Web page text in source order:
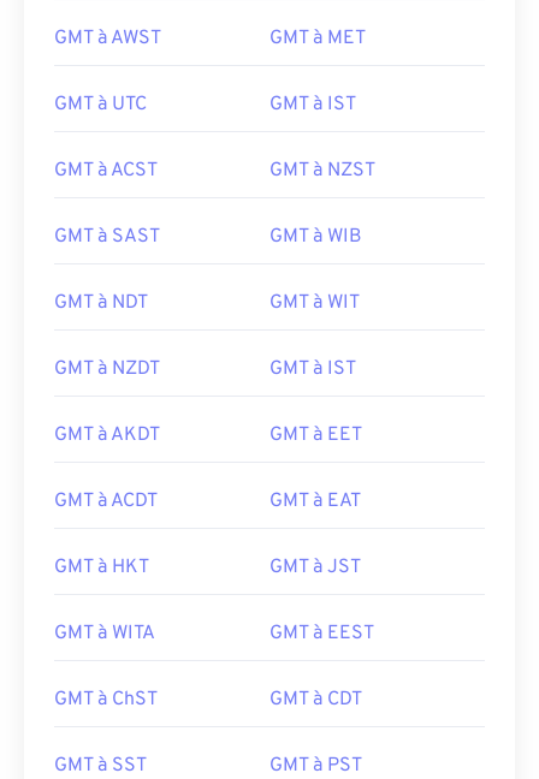
GMT à AWST GMT à MET
GMT à UTC GMT à IST
GMT à ACST GMT à NZST
GMT à SAST GMT à WIB
GMT à NDT GMT à WIT
GMT à NZDT GMT à IST
GMT à AKDT GMT à EET
GMT à ACDT GMT à EAT
GMT à HKT GMT à JST
GMT à WITA GMT à EEST
GMT à ChST GMT à CDT
GMT à SST GMT à PST